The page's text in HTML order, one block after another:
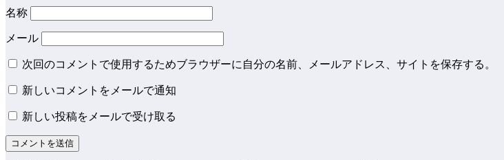
名称
メール
次回のコメントで使用するためブラウザーに自分の名前、メールアドレス、サイトを保存する。
新しいコメントをメールで通知
新しい投稿をメールで受け取る